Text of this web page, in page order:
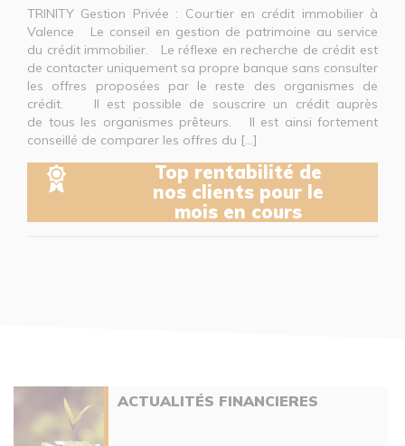
TRINITY Gestion Privée : Courtier en crédit immobilier à
Valence Le conseil en gestion de patrimoine au service
du crédit immobilier. Le réflexe en recherche de crédit est
de contacter uniquement sa propre banque sans consulter
les offres proposées par le reste des organismes de
crédit. Il est possible de souscrire un crédit auprès
de tous les organismes prêteurs. Il est ainsi fortement
conseillé de comparer les offres du [...]
Top rentabilité de
nos clients pour le
mois en cours
ACTUALITÉS FINANCIERES